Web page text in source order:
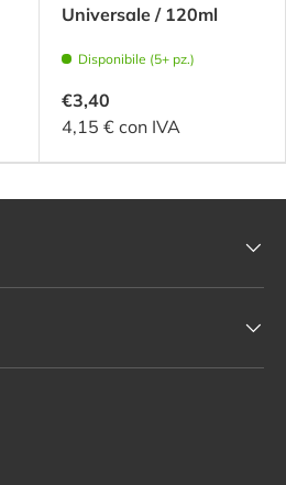
Universale / 120ml
Disponibile (5+ pz.)
€3,40
4,15 € con IVA